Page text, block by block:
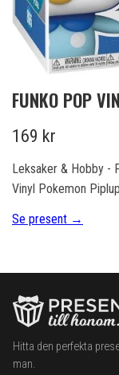
FUNKO POP
169 kr
Leksaker & Hobby -
Vinyl Pokemon Piplup
Se present →
Hitta den perfekta
man.